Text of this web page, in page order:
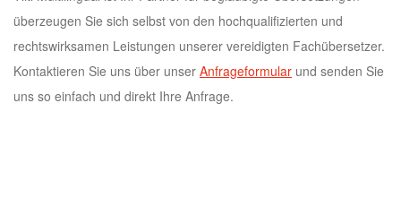
überzeugen Sie sich selbst von den hochqualifizierten und
rechtswirksamen Leistungen unserer vereidigten Fachübersetzer.
Kontaktieren Sie uns über unser Anfrageformular und senden Sie
uns so einfach und direkt Ihre Anfrage.